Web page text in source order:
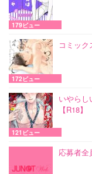
179ビュー
コミック
172ビュー
いやらし
【R18】
121ビュー
応募者全